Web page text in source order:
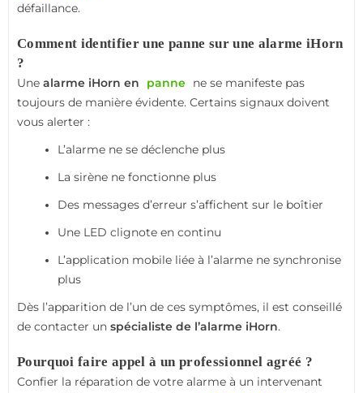
défaillance.
Comment identifier une panne sur une alarme iHorn
?
Une alarme iHorn en panne ne se manifeste pas
toujours de manière évidente. Certains signaux doivent
vous alerter :
L’alarme ne se déclenche plus
La sirène ne fonctionne plus
Des messages d’erreur s’affichent sur le boîtier
Une LED clignote en continu
L’application mobile liée à l’alarme ne synchronise
plus
Dès l’apparition de l’un de ces symptômes, il est conseillé
de contacter un spécialiste de l’alarme iHorn.
Pourquoi faire appel à un professionnel agréé ?
Confier la réparation de votre alarme à un intervenant